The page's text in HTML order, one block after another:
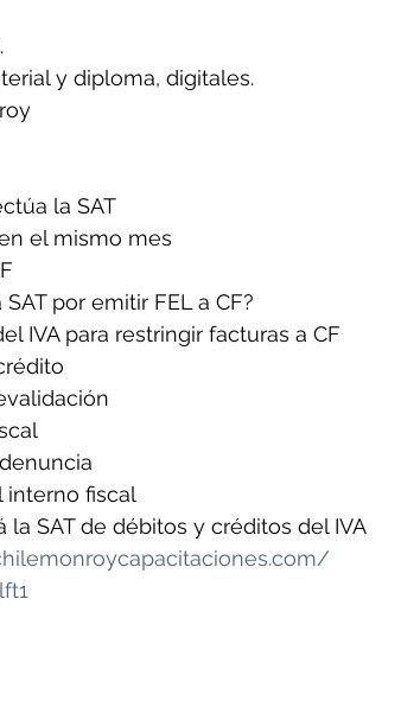
y diploma, digitales.
la SAT
el mismo mes
por emitir FEL a CF?
IVA para restringir facturas a CF
interno fiscal
SAT de débitos y créditos del IVA